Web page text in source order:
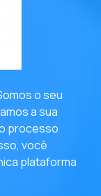
o seu
a sua
processo
você
plataforma